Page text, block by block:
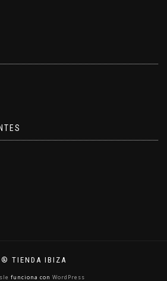
® TIENDA IBIZA
funciona con WordPress